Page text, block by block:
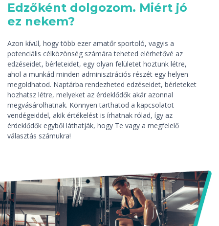
Edzőként dolgozom. Miért jó
ez nekem?
Azon kívül, hogy több ezer amatőr sportoló, vagyis a
potenciális célközönség számára teheted elérhetővé az
edzéseidet, bérleteidet, egy olyan felületet hoztunk létre,
ahol a munkád minden adminisztrációs részét egy helyen
megoldhatod. Naptárba rendezheted edzéseidet, bérleteket
hozhatsz létre, melyeket az érdeklődők akár azonnal
megvásárolhatnak. Könnyen tarthatod a kapcsolatot
vendégeiddel, akik értékelést is írhatnak rólad, így az
érdeklődők egyből láthatják, hogy Te vagy a megfelelő
választás számukra!